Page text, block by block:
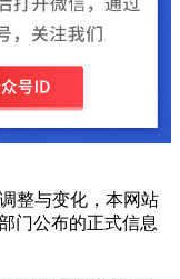
整与变化，本网站
门公布的正式信息